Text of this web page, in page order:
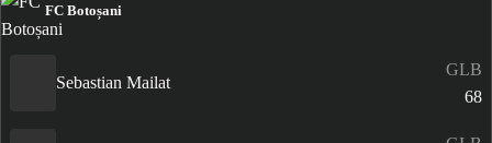
FC Botoșani
Sebastian Mailat
GLB
68